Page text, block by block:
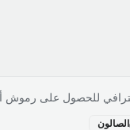
للحصول على رموش
الصالون